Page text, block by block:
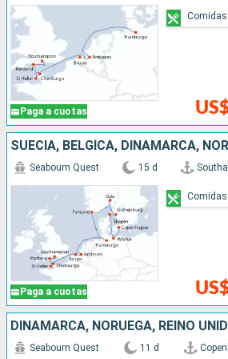
Paga a cuotas
Paga a cuotas
Seabourn Quest 15 d
Seabourn Quest 11 d